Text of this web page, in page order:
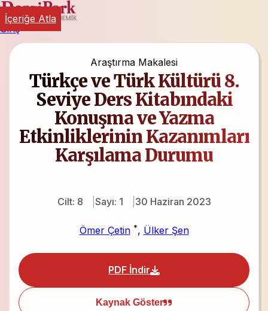
Giriş
Araştırma Makalesi
Türkçe ve Türk Kültürü 8.
Seviye Ders Kitabındaki
Konuşma ve Yazma
Etkinliklerinin Kazanımları
Karşılama Durumu
Cilt: 8 Sayı: 1 30 Haziran 2023
Ömer Çetin *, Ülker Şen
PDF İndir
Kaynak Göster
İçeriğe Atla